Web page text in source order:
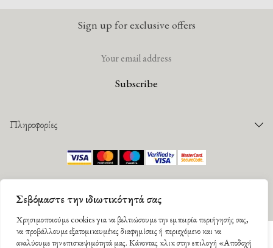
Σεβόμαστε την ιδιωτικότητά σας
Χρησιμοποιούμε cookies για να βελτιώσουμε την εμπειρία περιήγησής σας,
να προβάλλουμε εξατομικευμένες διαφημίσεις ή περιεχόμενο και να
αναλύουμε την επισκεψιμότητά μας. Κάνοντας κλικ στην επιλογή «Αποδοχή
Sign up for exclusive offers
Πληροφορίες
Παραγγελίες
Παρακολούθηση Παραγγελίας
Πολιτική Επιστροφών
©2026 Mantility. All rights reserved |Πολιτική Απορρήτου|Όροι Χρήσης
G Design studio . Developed by
Facebook Instagram